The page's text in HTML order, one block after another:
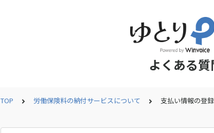
よくある質
TOP 労働保険料の納付サービスについて 支払い情報の登